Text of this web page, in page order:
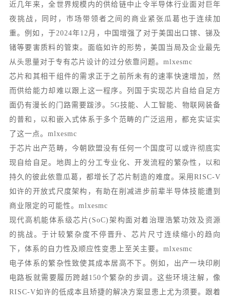
近几年来，全世界规模内的供给链中止令半导体行业面对巨年
夜挑战，同时，市场带领者之间的商业紧张瓜葛也于连续加
重。例如，于2024年12月，中国增强了对于美国出口镓、锑及
锗等要害质料的管束。面临如许的形势，美国当局及企业最先
从头思量对于专有芯片设计的过分依靠问题。mlxesmc
芯片和其相干组件的需求正于之前所未有的速率快速增加，然
而供给能力却难以跟上这一程序。列国于实现芯片自给自足方
面仍有漫长的门路需要跋涉。5G技能、人工智能、物联网装备
的普和，以和嵌入式体系于多个范畴的广泛运用，都充实证实
了这一点。mlxesmc
于芯片出产范畴，今朝欧盟没有任何一个国度可以或许彻底实
现自给自足。地舆上的分工专业化、开发流程的繁杂性，以和
持久的彼此依靠瓜葛，都增长了芯片制造的难度。采用RISC-V
如许的开放式尺度架构，有助在削减进步前辈半导体技能遭到
商业限定的可能性。mlxesmc
现代高机能体系级芯片(SoC)架构面对着治理浩繁功效及资源
的挑战。于计较繁杂度不停晋升、芯片尺寸连续缩小的趋向
下，体系的自力性及顺应性变患上至关主要。mlxesmc
电子体系的繁杂性致使其成本居高不下。例如，出产一块印刷
电路板就需要履历跨越150个繁杂的步调。这些环境注解，像
RISC-V如许的低成本且矫捷的解决方案显患上尤为须要。跟着